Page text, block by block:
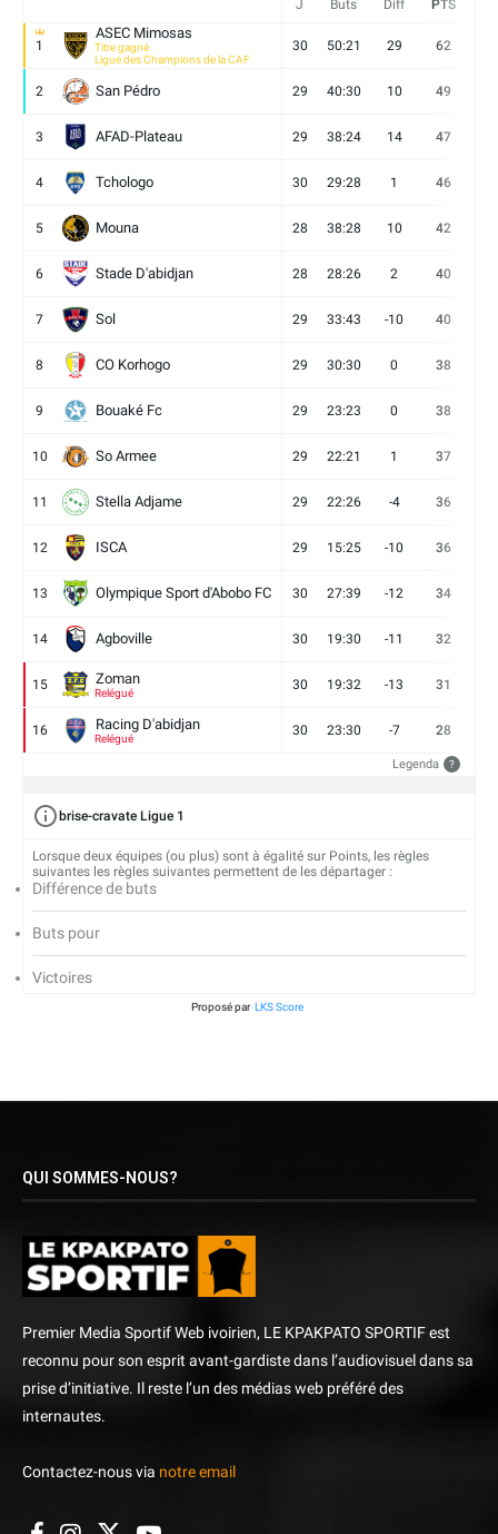
J Buts Diff PTS
1
ASEC Mimosas
Titre gagné
Ligue des Champions de la CAF
30 50:21 29 62
2 San Pédro 29 40:30 10 49
3 AFAD-Plateau 29 38:24 14 47
4 Tchologo 30 29:28 1 46
5 Mouna 28 38:28 10 42
6 Stade D'abidjan 28 28:26 2 40
7 Sol 29 33:43 -10 40
8 CO Korhogo 29 30:30 0 38
9 Bouaké Fc 29 23:23 0 38
10 So Armee 29 22:21 1 37
11 Stella Adjame 29 22:26 -4 36
12 ISCA 29 15:25 -10 36
13 Olympique Sport d'Abobo FC 30 27:39 -12 34
14 Agboville 30 19:30 -11 32
15 Zoman
Relégué
30 19:32 -13 31
16 Racing D'abidjan
Relégué
30 23:30 -7 28
Legenda ?
brise-cravate Ligue 1
Lorsque deux équipes (ou plus) sont à égalité sur Points, les règles
suivantes les règles suivantes permettent de les départager :
Différence de buts
Buts pour
Victoires
Proposé par LKS Score
QUI SOMMES-NOUS?
Premier Media Sportif Web ivoirien, LE KPAKPATO SPORTIF est
reconnu pour son esprit avant-gardiste dans l’audiovisuel dans sa
prise d’initiative. Il reste l’un des médias web préféré des
internautes.
Contactez-nous via notre email